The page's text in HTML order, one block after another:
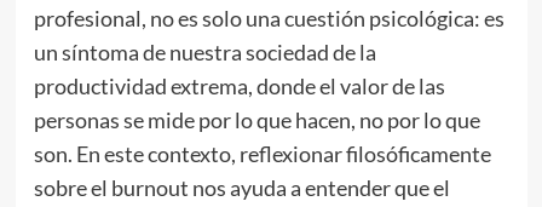
profesional, no es solo una cuestión psicológica: es
un síntoma de nuestra sociedad de la
productividad extrema, donde el valor de las
personas se mide por lo que hacen, no por lo que
son. En este contexto, reflexionar filosóficamente
sobre el burnout nos ayuda a entender que el